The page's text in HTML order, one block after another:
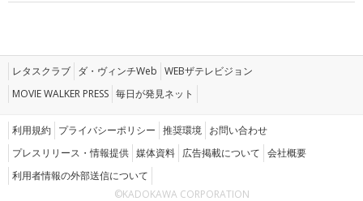
レタスクラブ ダ・ヴィンチWeb WEBザテレビジョン
MOVIE WALKER PRESS 毎日が発見ネット
利用規約 プライバシーポリシー 推奨環境 お問い合わせ
プレスリリース・情報提供 媒体資料 広告掲載について 会社概要
利用者情報の外部送信について
©KADOKAWA CORPORATION